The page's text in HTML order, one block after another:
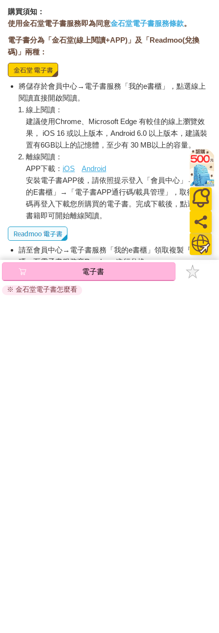
購買須知：
使用金石堂電子書服務即為同意金石堂電子書服務條款。
電子書分為「金石堂(線上閱讀+APP)」及「Readmoo(兌換
碼)」兩種：
將儲存於會員中心→電子書服務「我的e書櫃」，點選線上
閱讀直接開啟閱讀。
線上閱讀：
建議使用Chrome、Microsoft Edge 有較佳的線上瀏覽效
果， iOS 16 或以上版本，Android 6.0 以上版本，建議裝
置有6GB以上的記憶體，至少有 30 MB以上的容量。
離線閱讀：
APP下載： iOS
Android
安裝電子書APP後，請依照提示登入「會員中心」→「我
的E書櫃」→「電子書APP通行碼/載具管理」，取得通行
碼再登入下載您所購買的電子書。完成下載後，點選任一
書籍即可開始離線閱讀。
請至會員中心→電子書服務「我的e書櫃」領取複製『兌換
碼』至電子書服務商Readmoo進行兌換。
退換貨須知：
因版權保護，您在金石堂所購買的電子書僅能以金石堂專屬
電子書
※ 金石堂電子書怎麼看